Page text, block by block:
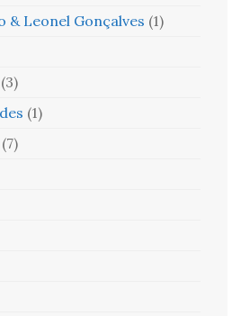
& Leonel Gonçalves (1)
(3)
(1)
(7)